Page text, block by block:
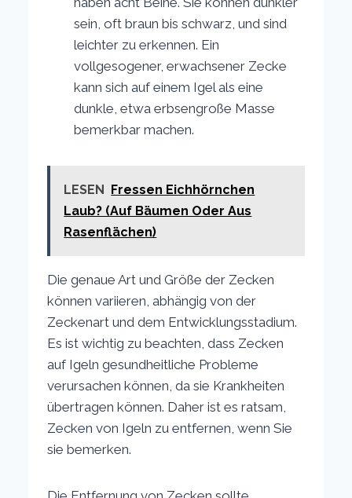
sein, oft braun bis schwarz, und sind
leichter zu erkennen. Ein
vollgesogener, erwachsener Zecke
kann sich auf einem Igel als eine
dunkle, etwa erbsengroße Masse
bemerkbar machen.
LESEN
Fressen Eichhörnchen
Laub? (Auf Bäumen Oder Aus
Rasenflächen)
Die genaue Art und Größe der Zecken
können variieren, abhängig von der
Zeckenart und dem Entwicklungsstadium.
Es ist wichtig zu beachten, dass Zecken
auf Igeln gesundheitliche Probleme
verursachen können, da sie Krankheiten
übertragen können. Daher ist es ratsam,
Zecken von Igeln zu entfernen, wenn Sie
sie bemerken.